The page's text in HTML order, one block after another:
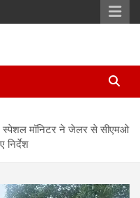
स्पेशल मॉनिटर ने जेलर से सीएमओ
निर्देश